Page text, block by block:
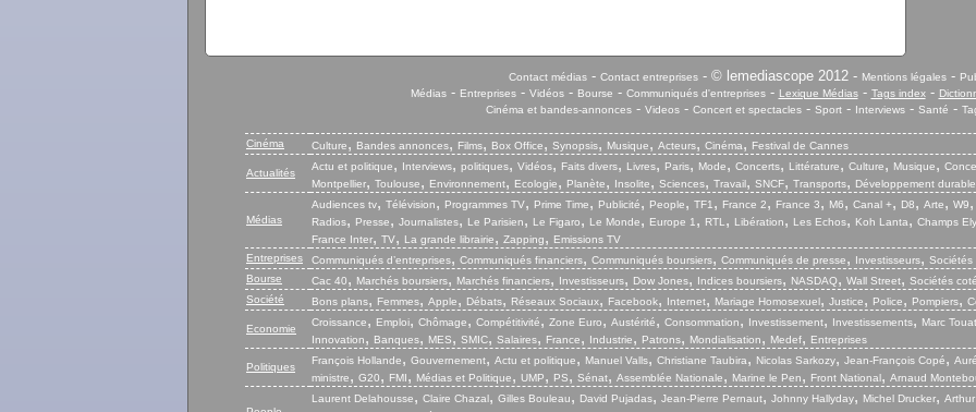
Contact médias- Contact entreprises- © lemediascope 2012 - Mentions légales-
Médias- Entreprises- Vidéos- Bourse - Communiqués d'entreprises- Lexique Médias- Tags index-
Cinéma et bandes-annonces- Videos- Concert et spectacles- Sport- Interviews- Santé -
Cinéma Culture, Bandes annonces, Films, Box Office, Synopsis, Musique, Acteurs, Cinéma, Festival de Cannes
Actualités
Actu et politique, Interviews, politiques, Vidéos, Faits divers, Livres, Paris, Mode, Concerts, Littérature, Culture, Musique,
Montpellier, Toulouse, Environnement, Ecologie, Planète, Insolite, Sciences, Travail, SNCF, Transports, Développement durable
Médias
Audiences tv, Télévision, Programmes TV, Prime Time, Publicité, People, TF1, France 2, France 3, M6, Canal +, D8, Arte, W9,
Radios, Presse, Journalistes, Le Parisien, Le Figaro, Le Monde, Europe 1, RTL, Libération, Les Echos, Koh Lanta, Champs
France Inter, TV, La grande librairie, Zapping, Emissions TV
Entreprises
Communiqués d’entreprises, Communiqués financiers, Communiqués boursiers, Communiqués de presse, Investisseurs, Sociétés
Bourse
Cac 40, Marchés boursiers, Marchés financiers, Investisseurs, Dow Jones, Indices boursiers, NASDAQ, Wall Street, Sociétés
Société
Bons plans, Femmes, Apple, Débats, Réseaux Sociaux, Facebook, Internet, Mariage Homosexuel, Justice, Police, Pompiers,
Economie
Croissance, Emploi, Chômage, Compétitivité, Zone Euro, Austérité, Consommation, Investissement, Investissements, Marc
Innovation, Banques, MES, SMIC, Salaires, France, Industrie, Patrons, Mondialisation, Medef, Entreprises
Politiques
François Hollande, Gouvernement, Actu et politique, Manuel Valls, Christiane Taubira, Nicolas Sarkozy, Jean-François Copé,
ministre, G20, FMI, Médias et Politique, UMP, PS, Sénat, Assemblée Nationale, Marine le Pen, Front National, Arnaud
Laurent Delahousse, Claire Chazal, Gilles Bouleau, David Pujadas, Jean-Pierre Pernaut, Johnny Hallyday, Michel Drucker, Arthur